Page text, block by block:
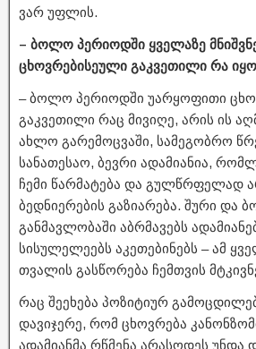
ვარ უფლის.
– ბოლო პერიოდში ყველაზე
ცხოვრებისეული გაკვეთილი რა
– ბოლო პერიოდში უარყოფითი
გაკვეთილი რაც მივიღე, არის ის
ახლო გარემოცვაში, სამეგობრო
სანათესაო, ბევრი ადამიანია,
ჩემი წარმატება და გულწრფელად
ბედნიერების გაზიარება. შური და
განმავლობაში აბრმავებს
სისულელეებს აკეთებინებს – ამ
თვალის გასწორება ჩემთვის
რაც შეეხება პოზიტიურ
დავიჯერე, რომ ცხოვრება
ადამიანმა რწმენა არასოდეს